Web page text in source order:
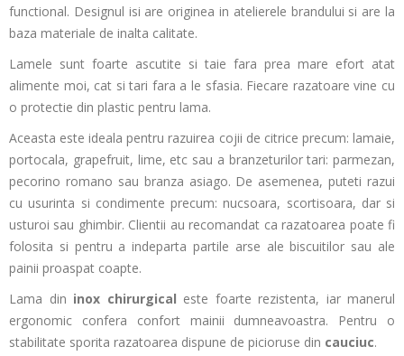
functional. Designul isi are originea in atelierele brandului si are la
baza materiale de inalta calitate.
Lamele sunt foarte ascutite si taie fara prea mare efort atat
alimente moi, cat si tari fara a le sfasia. Fiecare razatoare vine cu
o protectie din plastic pentru lama.
Aceasta este ideala pentru razuirea cojii de citrice precum: lamaie,
portocala, grapefruit, lime, etc sau a branzeturilor tari: parmezan,
pecorino romano sau branza asiago. De asemenea, puteti razui
cu usurinta si condimente precum: nucsoara, scortisoara, dar si
usturoi sau ghimbir. Clientii au recomandat ca razatoarea poate fi
folosita si pentru a indeparta partile arse ale biscuitilor sau ale
painii proaspat coapte.
Lama din inox chirurgical este foarte rezistenta, iar manerul
ergonomic confera confort mainii dumneavoastra. Pentru o
stabilitate sporita razatoarea dispune de picioruse din cauciuc.